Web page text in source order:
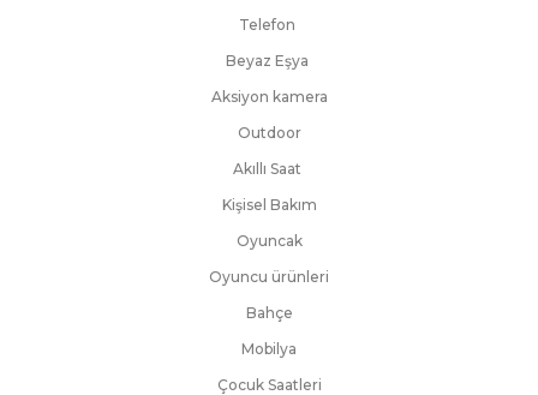
Telefon
Beyaz Eşya
Aksiyon kamera
Outdoor
Akıllı Saat
Kişisel Bakım
Oyuncak
Oyuncu ürünleri
Bahçe
Mobilya
Çocuk Saatleri